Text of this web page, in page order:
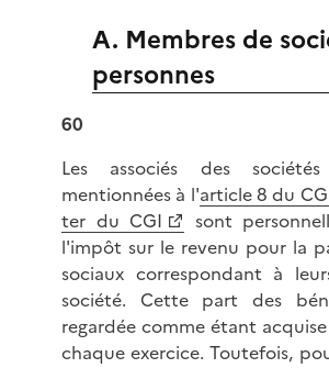
A. Membres de
personnes
60
Les associés des
mentionnées à l'article 8 du
ter du CGI
sont
l'impôt sur le revenu pour la
sociaux correspondant à
société. Cette part des
regardée comme étant
chaque exercice. Toutefois,